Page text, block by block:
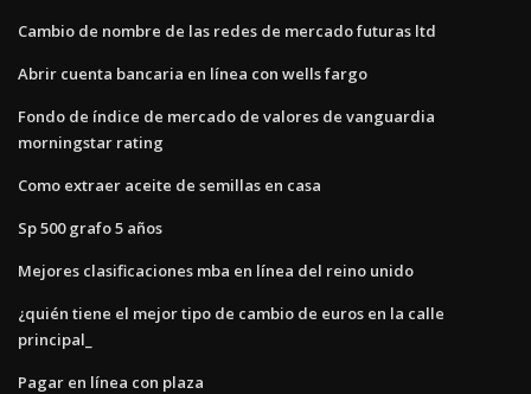
Cambio de nombre de las redes de mercado futuras ltd
Abrir cuenta bancaria en línea con wells fargo
Fondo de índice de mercado de valores de vanguardia
morningstar rating
Como extraer aceite de semillas en casa
Sp 500 grafo 5 años
Mejores clasificaciones mba en línea del reino unido
¿quién tiene el mejor tipo de cambio de euros en la calle
principal_
Pagar en línea con plaza